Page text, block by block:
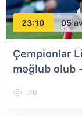
23:10 05
Çempionlar
məğlub olub
176